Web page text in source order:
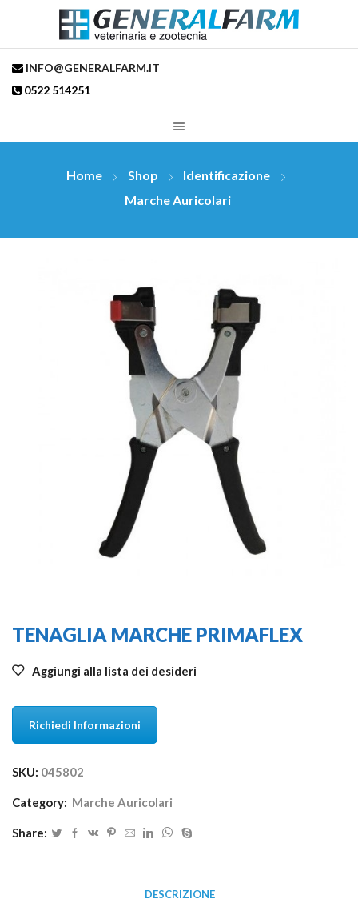
INFO@GENERALFARM.IT
0522 514251
Home Shop
Identificazione
Marche Auricolari
TENAGLIA MARCHE PRIMAFLEX
Aggiungi alla lista dei desideri
Richiedi Informazioni
SKU: 045802
Category: Marche Auricolari
Share:
DESCRIZIONE